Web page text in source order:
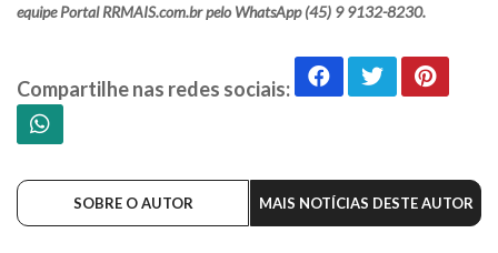
equipe Portal RRMAIS.com.br pelo WhatsApp (45) 9 9132-8230.
Compartilhe nas redes sociais:
SOBRE O AUTOR MAIS NOTÍCIAS DESTE AUTOR